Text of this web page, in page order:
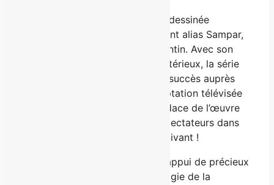
Guiby est le héros d’une bande dessinée
québécoise signée Samuel Parent alias Sampar,
publiée aux Éditions Michel Quintin. Avec son
style unique et son univers mystérieux, la série
BD est rapidement devenue un succès auprès
des jeunes de 7 à 12 ans. L’adaptation télévisée
conserve tout le charme et l’audace de l’œuvre
originale, en transportant les spectateurs dans
un monde effrayant… mais captivant !
Ce projet a vu le jour grâce à l’appui de précieux
partenaires qui croient en la magie de la